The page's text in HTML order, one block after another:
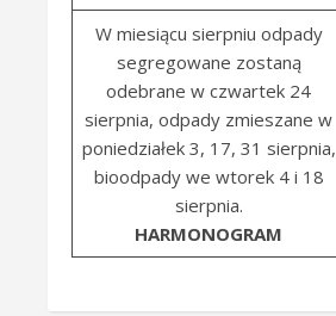
W miesiącu sierpniu odpady
segregowane zostaną
odebrane w czwartek 24
sierpnia, odpady zmieszane w
poniedziałek 3, 17, 31 sierpnia,
bioodpady we wtorek 4 i 18
sierpnia.
HARMONOGRAM